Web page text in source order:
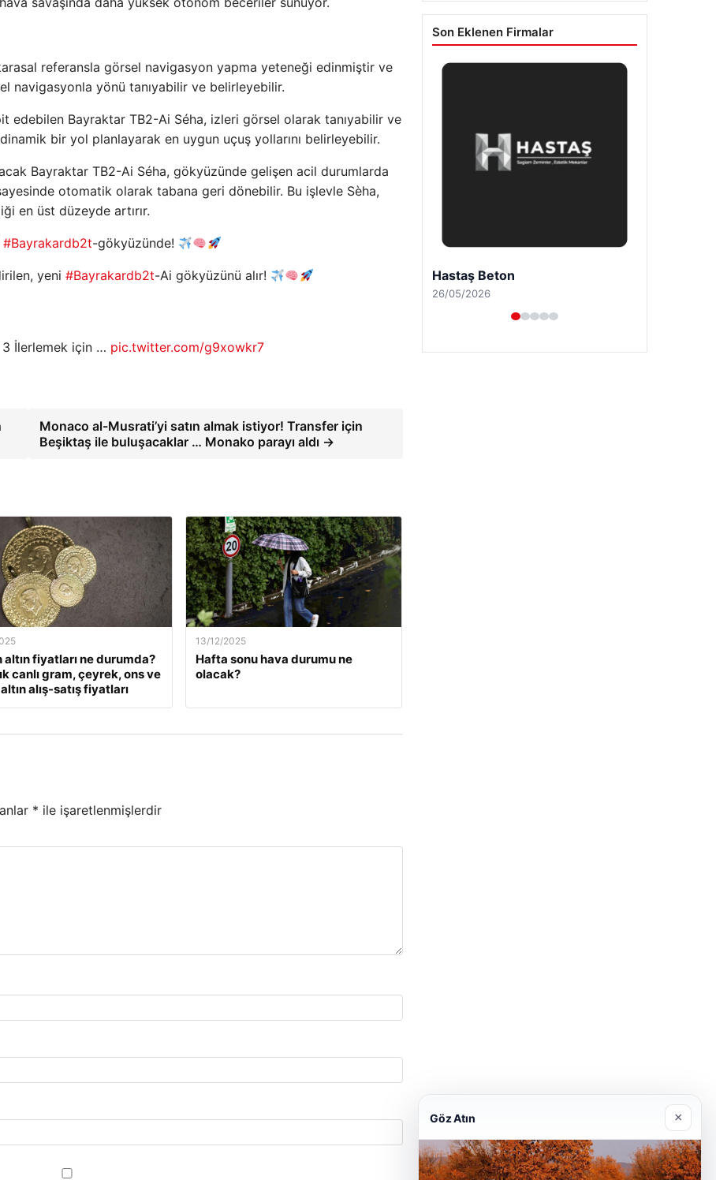
referansla görsel navigasyon yapma yeteneği edinmiştir ve
navigasyonla yönü tanıyabilir ve belirleyebilir.
edebilen Bayraktar TB2-Ai Séha, izleri görsel olarak tanıyabilir ve
bir yol planlayarak en uygun uçuş yollarını belirleyebilir.
Bayraktar TB2-Ai Séha, gökyüzünde gelişen acil durumlarda
otomatik olarak tabana geri dönebilir. Bu işlevle Sèha,
en üst düzeyde artırır.
#Bayrakardb2t-gökyüzünde!
yeni #Bayrakardb2t-Ai gökyüzünü alır!
3 İlerlemek için … pic.twitter.com/g9xowkr7
Monaco al-Musrati’yi satın almak istiyor! Transfer için
Beşiktaş ile buluşacaklar … Monako parayı aldı →
altın fiyatları ne durumda?
canlı gram, çeyrek, ons ve
alış-satış fiyatları
13/12/2025
Hafta sonu hava durumu ne
olacak?
* ile işaretlenmişlerdir
Son Eklenen Firmalar
Enes Kaplan Avukatlık Bürosu
28/04/2026
Göz Atın ×